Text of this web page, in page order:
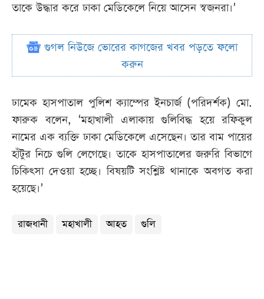
তাকে উদ্ধার করে ঢাকা মেডিকেলে নিয়ে আসেন স্বজনরা।’
গুগল নিউজে ভোরের কাগজের খবর পড়তে ফলো
করুন
ঢামেক হাসপাতাল পুলিশ ক্যাম্পের ইনচার্জ (পরিদর্শক) মো.
ফারুক বলেন, ‘মহাখালী এলাকায় গুলিবিদ্ধ হয়ে রফিকুল
নামের এক ব্যক্তি ঢাকা মেডিকেলে এসেছেন। তার বাম পায়ের
হাঁটুর নিচে গুলি লেগেছে। তাকে হাসপাতালের জরুরি বিভাগে
চিকিৎসা দেওয়া হচ্ছে। বিষয়টি সংশ্লিষ্ট থানাকে অবগত করা
হয়েছে।’
রাজধানী মহাখালী আহত গুলি